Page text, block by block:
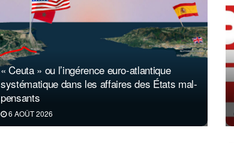
« Ceuta » ou l’ingérence euro-atlantique
systématique dans les affaires des États mal-
pensants
6 AOÛT 2026